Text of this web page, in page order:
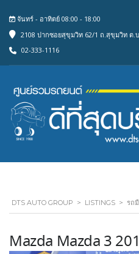
จันทร์ - อาทิตย์ 08:00 - 18:00
2108 ปากซอยสุขุมวิท 62/1 ถ.สุขุมวิท ต.
02-333-1116
DTS AUTO GROUP > LISTINGS > รถ
Mazda Mazda 3